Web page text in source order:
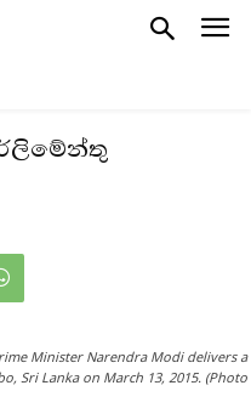
Minister Narendra Modi delivers a
Sri Lanka on March 13, 2015. (Photo